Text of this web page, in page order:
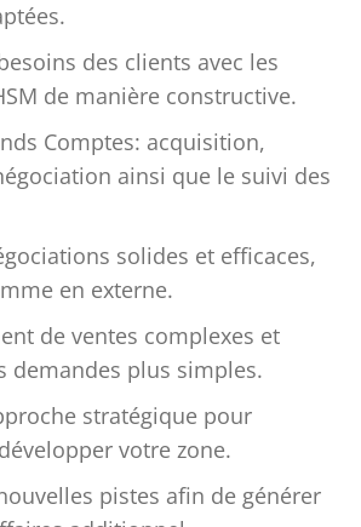
des clients avec les
de manière constructive.
Comptes: acquisition,
ainsi que le suivi des
solides et efficaces,
en externe.
de ventes complexes et
demandes plus simples.
stratégique pour
votre zone.
pistes afin de générer